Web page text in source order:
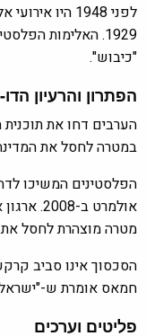
לפני 1948 היו
1929. האלימות
"כיבוש".
הפתרון והרעיון הדו-
במטרה לחסל את המדינה
הפלסטינים המשיכו
אולמרט ב-
מטרה מוצהרת לחסל את
הסכסוך אינו סביב
חמאס אומרת ש-
פליטים וערכים